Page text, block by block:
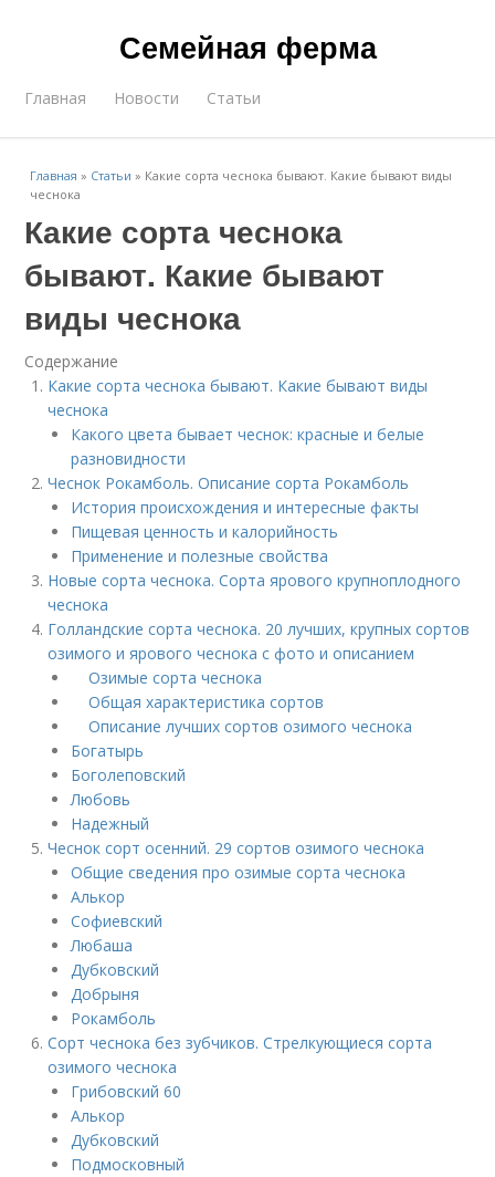
Семейная ферма
Главная Новости Статьи
Главная » Статьи » Какие сорта чеснока бывают. Какие бывают виды
чеснока
Какие сорта чеснока
бывают. Какие бывают
виды чеснока
Содержание
Какие сорта чеснока бывают. Какие бывают виды
чеснока
Какого цвета бывает чеснок: красные и белые
разновидности
Чеснок Рокамболь. Описание сорта Рокамболь
История происхождения и интересные факты
Пищевая ценность и калорийность
Применение и полезные свойства
Новые сорта чеснока. Сорта ярового крупноплодного
чеснока
Голландские сорта чеснока. 20 лучших, крупных сортов
озимого и ярового чеснока с фото и описанием
Озимые сорта чеснока
Общая характеристика сортов
Описание лучших сортов озимого чеснока
Богатырь
Боголеповский
Любовь
Надежный
Чеснок сорт осенний. 29 сортов озимого чеснока
Общие сведения про озимые сорта чеснока
Алькор
Софиевский
Любаша
Дубковский
Добрыня
Рокамболь
Сорт чеснока без зубчиков. Стрелкующиеся сорта
озимого чеснока
Грибовский 60
Алькор
Дубковский
Подмосковный